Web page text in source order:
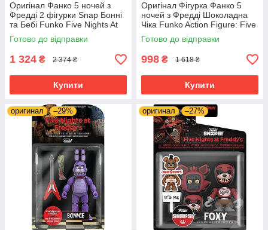
Оригінал Фанко 5 ночей з
Фредді 2 фігурки Snap Бонні
та Бебі Funko Five Nights At
Freddy's (FNAF) Snap Bon
Bon Bonnnie&Baby
Готово до відправки
1 324 ₴ 2 374 ₴
Купити
Оригінал Фігурка Фанко 5
ночей з Фредді Шоколадна
Чіка Funko Action Figure: Five
Nights at Freddy's- Chocolate
Chica
Готово до відправки
998 ₴ 1 618 ₴
Купити
оригинал –29% оригинал –27%